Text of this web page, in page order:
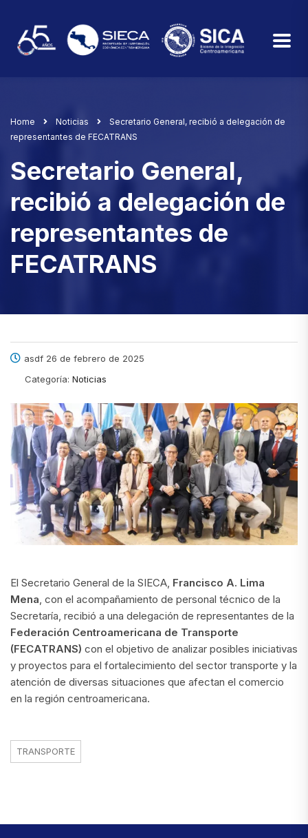
Home Noticias
Secretario General, recibió a delegación de
representantes de FECATRANS
Secretario General,
recibió a delegación de
representantes de
FECATRANS
asdf 26 de febrero de 2025
Categoría: Noticias
El Secretario General de la SIECA, Francisco A. Lima
Mena , con el acompañamiento de personal técnico de la
Secretaría, recibió a una delegación de representantes de la
Federación Centroamericana de Transporte
(FECATRANS) con el objetivo de analizar posibles iniciativas
y proyectos para el fortalecimiento del sector transporte y la
atención de diversas situaciones que afectan el comercio
en la región centroamericana.
TRANSPORTE